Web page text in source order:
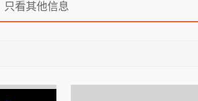
只看其他信息